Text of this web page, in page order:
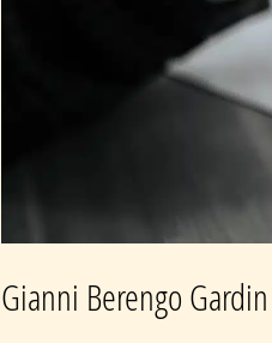
Gianni Berengo Gardin